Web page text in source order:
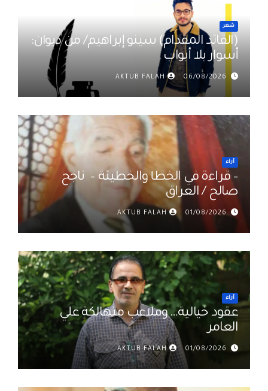
شعر
(القائد المقدام) سينو إبراهيم/ من ديوان:
أسوار بلا أبواب
06/08/2026
AKTUB FALAH
أراء
– قراءة في الخطأ والخطيئة – ناجح
صالح / العراق
01/08/2026
AKTUB FALAH
أراء
عقود خيالية… وملاعب متهالكة علي
العامر
01/08/2026
AKTUB FALAH